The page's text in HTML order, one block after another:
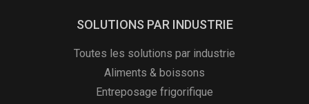
SOLUTIONS PAR INDUSTRIE
Toutes les solutions par industrie
Aliments & boissons
Entreposage frigorifique